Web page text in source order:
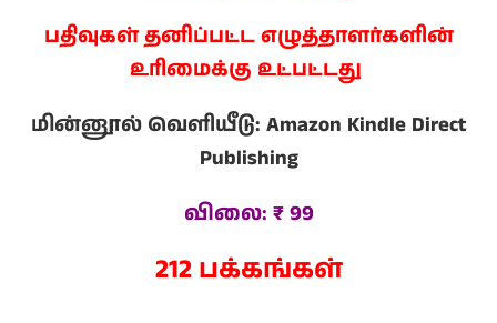
பதிவுகள் தனிப்பட்ட எழுத்தாளர்களின்
உரிமைக்கு உட்பட்டது
மின்னூல் வெளியீடு: Amazon Kindle Direct
Publishing
விலை: ₹ 99
212 பக்கங்கள்